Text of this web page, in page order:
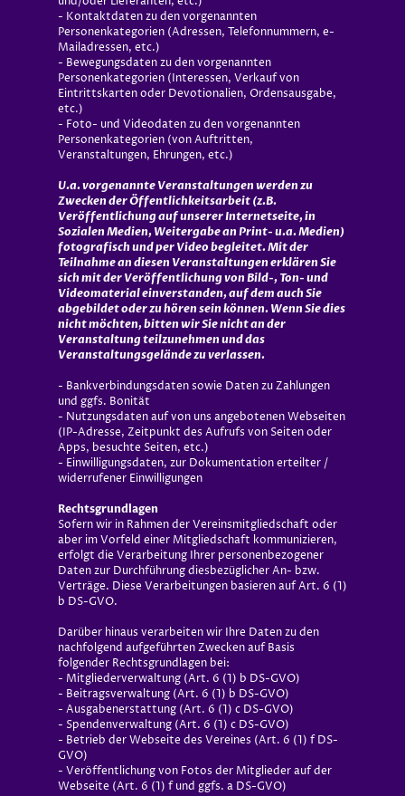
- Kontaktdaten zu den vorgenannten
Personenkategorien (Adressen, Telefonnummern, e-
Mailadressen, etc.)
- Bewegungsdaten zu den vorgenannten
Personenkategorien (Interessen, Verkauf von
Eintrittskarten oder Devotionalien, Ordensausgabe,
etc.)
- Foto- und Videodaten zu den vorgenannten
Personenkategorien (von Auftritten,
Veranstaltungen, Ehrungen, etc.)
U.a. vorgenannte Veranstaltungen werden zu
Zwecken der Öffentlichkeitsarbeit (z.B.
Veröffentlichung auf unserer Internetseite, in
Sozialen Medien, Weitergabe an Print- u.a. Medien)
fotografisch und per Video begleitet. Mit der
Teilnahme an diesen Veranstaltungen erklären Sie
sich mit der Veröffentlichung von Bild-, Ton- und
Videomaterial einverstanden, auf dem auch Sie
abgebildet oder zu hören sein können. Wenn Sie dies
nicht möchten, bitten wir Sie nicht an der
Veranstaltung teilzunehmen und das
Veranstaltungsgelände zu verlassen.
- Bankverbindungsdaten sowie Daten zu Zahlungen
und ggfs. Bonität
- Nutzungsdaten auf von uns angebotenen Webseiten
(IP-Adresse, Zeitpunkt des Aufrufs von Seiten oder
Apps, besuchte Seiten, etc.)
- Einwilligungsdaten, zur Dokumentation erteilter /
widerrufener Einwilligungen
Rechtsgrundlagen
Sofern wir in Rahmen der Vereinsmitgliedschaft oder
aber im Vorfeld einer Mitgliedschaft kommunizieren,
erfolgt die Verarbeitung Ihrer personenbezogener
Daten zur Durchführung diesbezüglicher An- bzw.
Verträge. Diese Verarbeitungen basieren auf Art. 6 (1)
b DS-GVO.
Darüber hinaus verarbeiten wir Ihre Daten zu den
nachfolgend aufgeführten Zwecken auf Basis
folgender Rechtsgrundlagen bei:
- Mitgliederverwaltung (Art. 6 (1) b DS-GVO)
- Beitragsverwaltung (Art. 6 (1) b DS-GVO)
- Ausgabenerstattung (Art. 6 (1) c DS-GVO)
- Spendenverwaltung (Art. 6 (1) c DS-GVO)
- Betrieb der Webseite des Vereines (Art. 6 (1) f DS-
GVO)
- Veröffentlichung von Fotos der Mitglieder auf der
Webseite (Art. 6 (1) f und ggfs. a DS-GVO)